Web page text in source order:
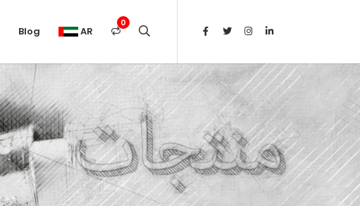
Blog AR
0